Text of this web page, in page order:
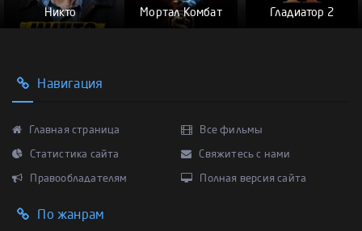
Никто Мортал Комбат Гладиатор 2
Навигация
Главная страница Все фильмы
Статистика сайта Свяжитесь с нами
Правообладателям Полная версия сайта
По жанрам